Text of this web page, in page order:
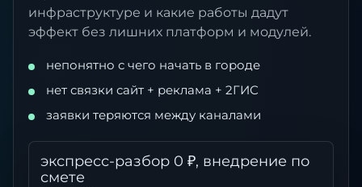
инфраструктуре и какие работы дадут
эффект без лишних платформ и модулей.
непонятно с чего начать в городе
нет связки сайт + реклама + 2ГИС
заявки теряются между каналами
экспресс-разбор 0 ₽, внедрение по
смете